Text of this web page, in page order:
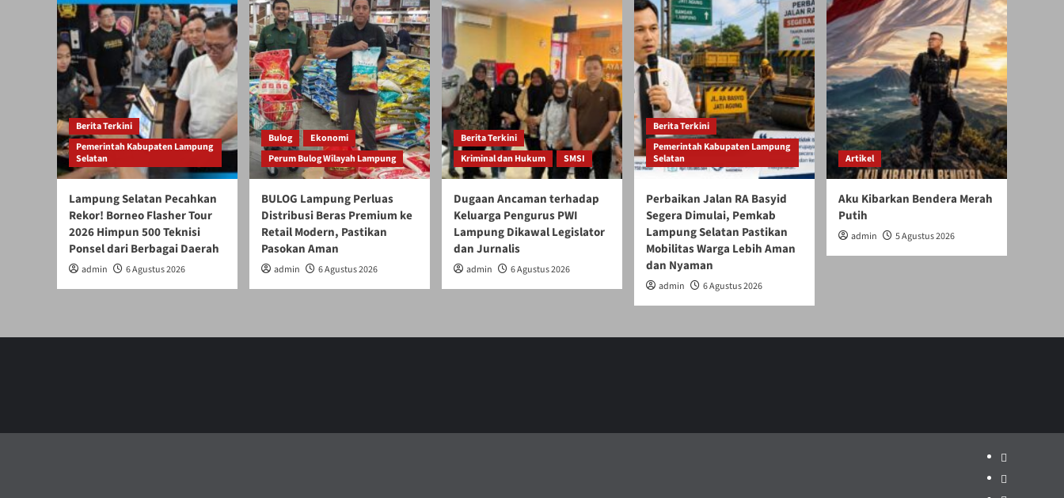
Berita Terkini
Pemerintah Kabupaten Lampung
Selatan
Lampung Selatan Pecahkan
Rekor! Borneo Flasher Tour
2026 Himpun 500 Teknisi
Ponsel dari Berbagai Daerah
admin 6 Agustus 2026
Bulog
Ekonomi
Perum Bulog Wilayah Lampung
BULOG Lampung Perluas
Distribusi Beras Premium ke
Retail Modern, Pastikan
Pasokan Aman
admin 6 Agustus 2026
Berita Terkini
Kriminal dan Hukum
SMSI
Dugaan Ancaman terhadap
Keluarga Pengurus PWI
Lampung Dikawal Legislator
dan Jurnalis
admin 6 Agustus 2026
Berita Terkini
Pemerintah Kabupaten Lampung
Selatan
Perbaikan Jalan RA Basyid
Segera Dimulai, Pemkab
Lampung Selatan Pastikan
Mobilitas Warga Lebih Aman
dan Nyaman
admin 6 Agustus 2026
Artikel
Aku Kibarkan Bendera Merah
Putih
admin 5 Agustus 2026
Politik
Pariwisata
Jakarta